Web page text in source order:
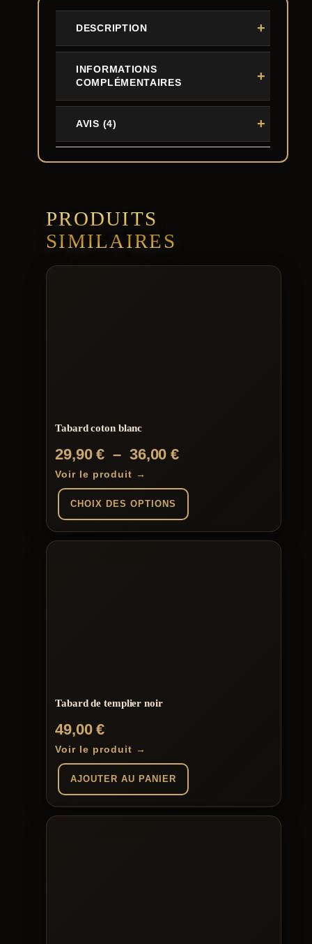
,
€
DESCRIPTION
INFORMATIONS
COMPLÉMENTAIRES
AVIS (4)
PRODUITS
SIMILAIRES
Tabard coton blanc
29,90€ – 36,00€Plage
prix :
29,90 €
à
Voir le produit →
CHOIX DES OPTIONS
produit
duTabard de templier noir
49,00€
Voir le produit →
AJOUTER AU PANIER